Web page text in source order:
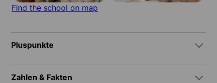
Find the school on map
Pluspunkte
Zahlen & Fakten